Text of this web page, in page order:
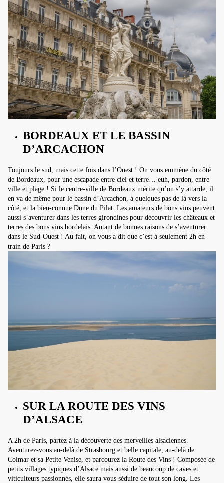
BORDEAUX ET LE BASSIN
D’ARCACHON
Toujours le sud, mais cette fois dans l’Ouest ! On vous emmène du côté
de Bordeaux, pour une escapade entre ciel et terre… euh, pardon, entre
ville et plage ! Si le centre-ville de Bordeaux mérite qu’on s’y attarde, il
en va de même pour le bassin d’Arcachon, à quelques pas de là vers la
côté, et la bien-connue Dune du Pilat. Les amateurs de bons vins peuvent
aussi s’aventurer dans les terres girondines pour découvrir les châteaux et
terres des bons vins bordelais. Autant de bonnes raisons de s’aventurer
dans le Sud-Ouest ! Au fait, on vous a dit que c’est à seulement 2h en
train de Paris ?
SUR LA ROUTE DES VINS
D’ALSACE
A 2h de Paris, partez à la découverte des merveilles alsaciennes.
Aventurez-vous au-delà de Strasbourg et belle capitale, au-delà de
Colmar et sa Petite Venise, et parcourez la Route des Vins ! Composée de
petits villages typiques d’Alsace mais aussi de beaucoup de caves et
viticulteurs passionnés, elle saura vous séduire de tout son long. Les